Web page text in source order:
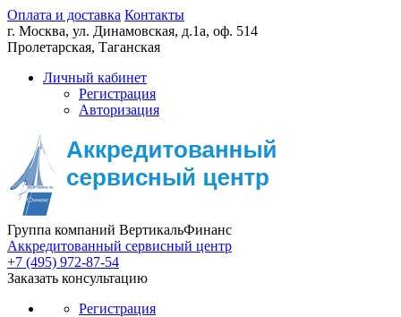
Оплата и доставка Контакты
г. Москва, ул. Динамовская, д.1а, оф. 514
Пролетарская, Таганская
Личный кабинет
Регистрация
Авторизация
Группа компаний ВертикальФинанс
Аккредитованный сервисный центр
+7 (495) 972-87-54
Заказать консультацию
Регистрация